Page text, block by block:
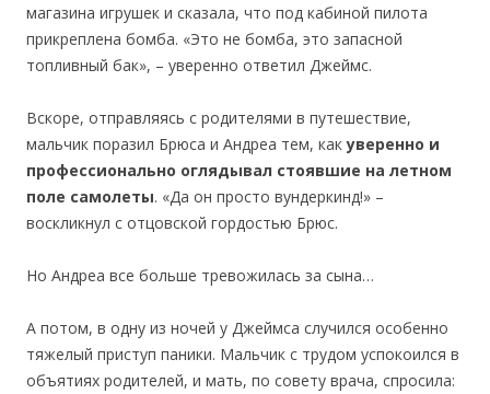
магазина игрушек и сказала, что под кабиной пилота
прикреплена бомба. «Это не бомба, это запасной
топливный бак», – уверенно ответил Джеймс.
Вскоре, отправляясь с родителями в путешествие,
мальчик поразил Брюса и Андреа тем, какуверенно и
профессионально оглядывал стоявшие на летном
поле самолеты. «Да он просто вундеркинд!» –
воскликнул с отцовской гордостью Брюс.
Но Андреа все больше тревожилась за сына…
А потом, в одну из ночей у Джеймса случился особенно
тяжелый приступ паники. Мальчик с трудом успокоился в
объятиях родителей, и мать, по совету врача, спросила: